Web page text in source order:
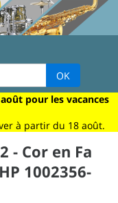
OK
pour les vacances
à partir du 18 août.
- Cor en Fa
1002356-